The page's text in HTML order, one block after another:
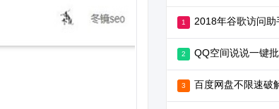
2018年谷歌访问助
QQ空间说说一键
百度网盘不限速破